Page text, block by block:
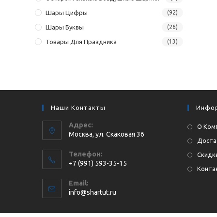
Шары Цифры (92)
Шары Буквы (26)
Товары Для Праздника (13)
Наши Контакты
Адрес:
Москва, ул. Cкаковая 36
Телефон:
+7 (991) 593-35-15
в
вашем
Email:
info@shartut.ru
О